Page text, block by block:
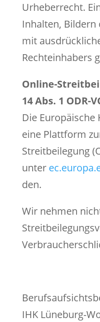
Urheberrecht.
Inhalten,
mit
Rechteinhabers
Online-
14 Abs. 1 ODR-
Die
eine Plattform
Streitbeilegung
unter
den.
Wir nehmen
IHK Lüneburg-